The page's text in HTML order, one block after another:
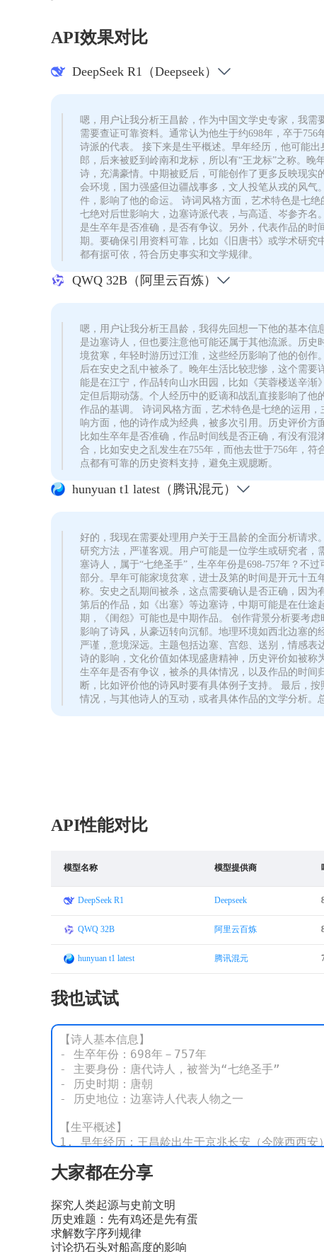
API效果对比
DeepSeek R1（Deepseek）
嗯，用户让我分析王昌龄，作为中国文学史专家，我需
需要查证可靠资料。通常认为他生于约698年，卒于
诗派的代表。 接下来是生平概述。早年经历，他可能
郎，后来被贬到岭南和龙标，所以有“王龙标”之称。
诗，充满豪情。中期被贬后，可能创作了更多反映现
会环境，国力强盛但边疆战事多，文人投笔从戎的风
件，影响了他的命运。 诗词风格方面，艺术特色是七
七绝对后世影响大，边塞诗派代表，与高适、岑参齐
是生卒年是否准确，是否有争议。另外，代表作品的
期。要确保引用资料可靠，比如《旧唐书》或学术研
都有据可依，符合历史事实和文学规律。
QWQ 32B（阿里云百炼）
嗯，用户让我分析王昌龄，我得先回想一下他的基本信
是边塞诗人，但也要注意他可能还属于其他流派。历
境贫寒，年轻时游历过江淮，这些经历影响了他的创
后在安史之乱中被杀了。晚年生活比较悲惨，这个需
能是在江宁，作品转向山水田园，比如《芙蓉楼送辛
定但后期动荡。个人经历中的贬谪和战乱直接影响了
作品的基调。 诗词风格方面，艺术特色是七绝的运用
响方面，他的诗作成为经典，被多次引用。历史评价方
比如生卒年是否准确，作品时间线是否正确，有没有
合，比如安史之乱发生在755年，而他去世于756年，
点都有可靠的历史资料支持，避免主观臆断。
hunyuan t1 latest（腾讯混元）
好的，我现在需要处理用户关于王昌龄的全面分析请
研究方法，严谨客观。用户可能是一位学生或研究者
塞诗人，属于“七绝圣手”，生卒年份是698-757年？不
部分。早年可能家境贫寒，进士及第的时间是开元十五
称。安史之乱期间被杀，这点需要确认是否正确，因
第后的作品，如《出塞》等边塞诗，中期可能是在仕
期，《闺怨》可能也是中期作品。 创作背景分析要考
影响了诗风，从豪迈转向沉郁。地理环境如西北边塞
严谨，意境深远。主题包括边塞、宫怨、送别，情感
诗的影响，文化价值如体现盛唐精神，历史评价如被
生卒年是否有争议，被杀的具体情况，以及作品的时
断，比如评价他的诗风时要有具体例子支持。 最后，
情况，与其他诗人的互动，或者具体作品的文学分析。
API性能对比
模型名称 模型提供商
DeepSeek R1 Deepseek
QWQ 32B 阿里云百炼
hunyuan t1 latest 腾讯混元
我也试试
【诗人基本信息】
- 生卒年份：698年－757年
- 主要身份：唐代诗人，被誉为“七绝圣手”
- 历史时期：唐朝
- 历史地位：边塞诗人代表人物之一
【生平概述】
1. 早年经历：王昌龄出生于京兆长安（今陕西西安
3. 仕途经历：历任校书郎、县尉等职，因直言敢谏
【诗词作品时间线】
1. 早期作品：
   - 创作时间：开元年间
大家都在分享
探究人类起源与史前文明
历史难题：先有鸡还是先有蛋
求解数字序列规律
讨论扔石头对船高度的影响